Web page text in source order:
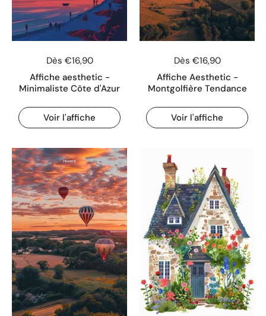
Dès €16,90
Affiche aesthetic -
Minimaliste Côte d'Azur
Voir l'affiche
Dès €16,90
Affiche Aesthetic -
Montgolfière Tendance
Voir l'affiche